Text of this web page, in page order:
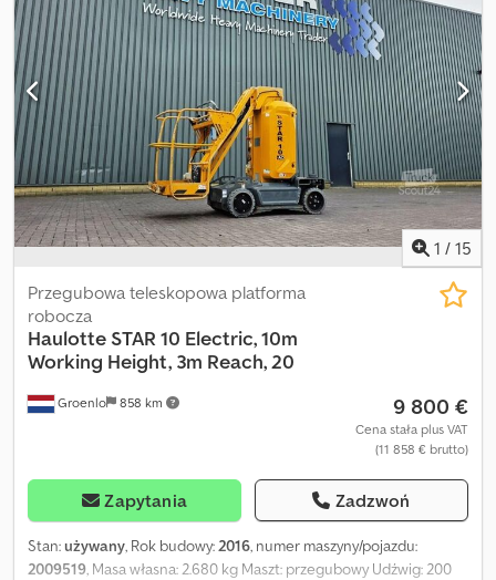
1 / 15
Groenlo 858 km
Przegubowa teleskopowa platforma
robocza
Haulotte STAR 10 Electric, 10m
Working Height, 3m Reach, 20
9 800 €
Cena stała plus VAT
(11 858 € brutto)
Zapytania Zadzwoń
Stan:używany, Rok budowy: 2016, numer maszyny/pojazdu:
2009519 , Masa własna: 2.680 kg Maszt: przegubowy Udźwig: 200